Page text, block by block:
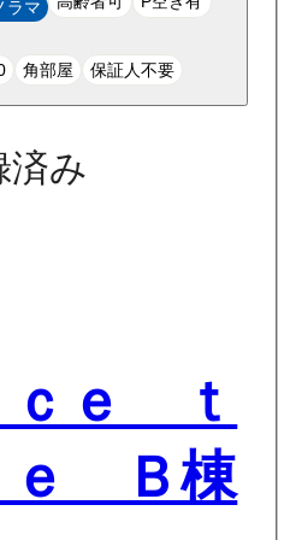
ラマ
角部屋 保証人不要
済み
ｃｅ ｔ
ｅ Ｂ棟